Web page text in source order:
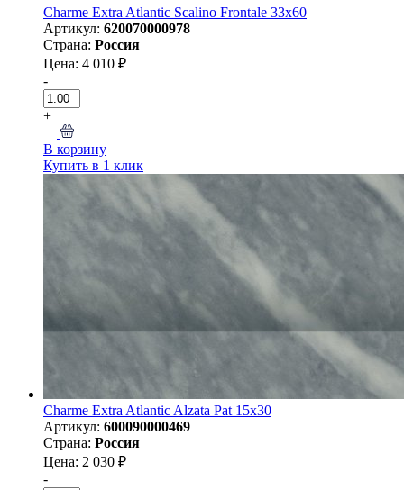
Charme Extra Atlantic Scalino Frontale 33x60
Артикул: 620070000978
Страна: Россия
Цена: 4 010 ₽
-
+
В корзину
Купить в 1 клик
Charme Extra Atlantic Alzata Pat 15x30
Артикул: 600090000469
Страна: Россия
Цена: 2 030 ₽
-